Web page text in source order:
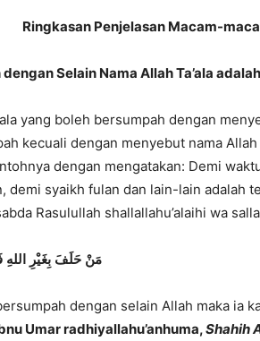
Ringkasan Penjelasan Macam-
dengan Selain Nama Allah Ta’ala
yang boleh bersumpah dengan
kecuali dengan menyebut nama Allah
dengan mengatakan: Demi
demi syaikh fulan dan lain-lain adalah
Rasulullah shallallahu’alaihi wa
مَنْ حَلَفَ بِغَيْرِ اللهِ
dengan selain Allah maka ia
Umar radhiyallahu’anhuma,Shahih